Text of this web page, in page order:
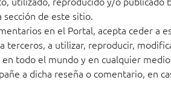
de este sitio.
en el Portal, acepta ceder a
a utilizar, reproducir,
todo el mundo y en cualquier
a dicha reseña o comentario, en